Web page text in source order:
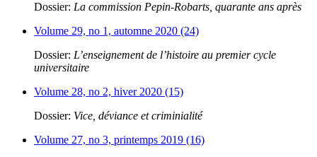
Dossier: La commission Pepin-Robarts, quarante ans après
Volume 29, no 1, automne 2020 (24)
Dossier: L’enseignement de l’histoire au premier cycle
universitaire
Volume 28, no 2, hiver 2020 (15)
Dossier: Vice, déviance et criminialité
Volume 27, no 3, printemps 2019 (16)